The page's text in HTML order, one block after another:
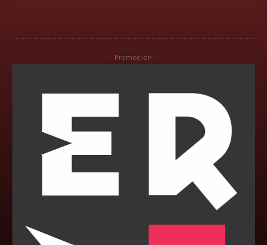
- Promoción -